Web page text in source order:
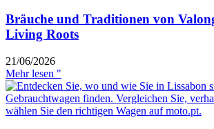
Bräuche und Traditionen von
Living Roots
21/06/2026
Mehr lesen "